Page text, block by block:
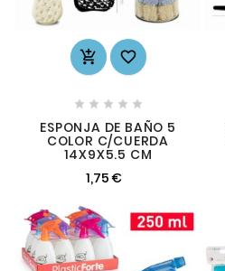
 
    
ESPONJA DE BAÑO 5
COLOR C/CUERDA
14X9X5.5 CM
1,75 €